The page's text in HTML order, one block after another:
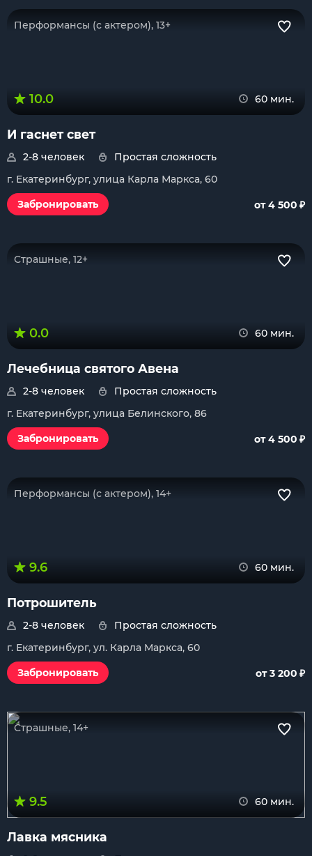
Перформансы (с актером), 13+
10.0 60 мин.
И гаснет свет
2-8 человек
Простая сложность
г. Екатеринбург, улица Карла Маркса, 60
Забронировать
от 4 500 ₽
Страшные, 12+
0.0 60 мин.
Лечебница святого Авена
2-8 человек
Простая сложность
г. Екатеринбург, улица Белинского, 86
Забронировать
от 4 500 ₽
Перформансы (с актером), 14+
9.6 60 мин.
Потрошитель
2-8 человек
Простая сложность
г. Екатеринбург, ул. Карла Маркса, 60
Забронировать
от 3 200 ₽
Страшные, 14+
9.5 60 мин.
Лавка мясника